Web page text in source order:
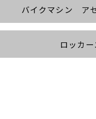
バイクマシン ア
ロッカ